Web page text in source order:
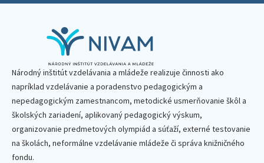
Národný inštitút vzdelávania a mládeže realizuje činnosti ako
napríklad vzdelávanie a poradenstvo pedagogickým a
nepedagogickým zamestnancom, metodické usmerňovanie škôl a
školských zariadení, aplikovaný pedagogický výskum,
organizovanie predmetových olympiád a súťaží, externé testovanie
na školách, neformálne vzdelávanie mládeže či správa knižničného
fondu.